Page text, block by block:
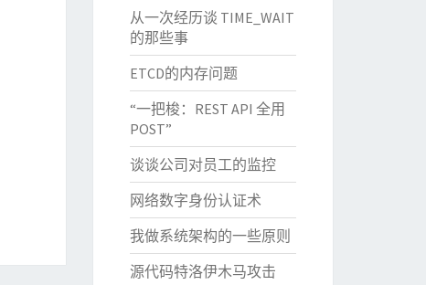
从一次经历谈 TIME_WAIT
的那些事
ETCD的内存问题
“一把梭：REST API 全用
POST”
谈谈公司对员工的监控
网络数字身份认证术
我做系统架构的一些原则
源代码特洛伊木马攻击